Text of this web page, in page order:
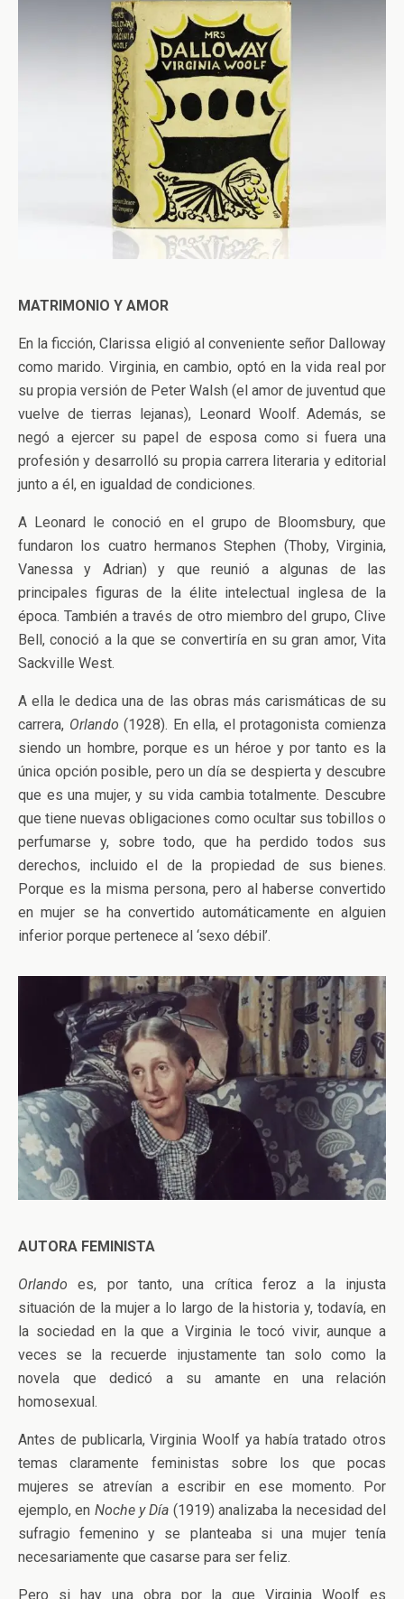
MATRIMONIO Y AMOR
En la ficción, Clarissa eligió al conveniente señor Dalloway
como marido. Virginia, en cambio, optó en la vida real por
su propia versión de Peter Walsh (el amor de juventud que
vuelve de tierras lejanas), Leonard Woolf. Además, se
negó a ejercer su papel de esposa como si fuera una
profesión y desarrolló su propia carrera literaria y editorial
junto a él, en igualdad de condiciones.
A Leonard le conoció en el grupo de Bloomsbury, que
fundaron los cuatro hermanos Stephen (Thoby, Virginia,
Vanessa y Adrian) y que reunió a algunas de las
principales figuras de la élite intelectual inglesa de la
época. También a través de otro miembro del grupo, Clive
Bell, conoció a la que se convertiría en su gran amor, Vita
Sackville West.
A ella le dedica una de las obras más carismáticas de su
carrera, Orlando(1928). En ella, el protagonista comienza
siendo un hombre, porque es un héroe y por tanto es la
única opción posible, pero un día se despierta y descubre
que es una mujer, y su vida cambia totalmente. Descubre
que tiene nuevas obligaciones como ocultar sus tobillos o
perfumarse y, sobre todo, que ha perdido todos sus
derechos, incluido el de la propiedad de sus bienes.
Porque es la misma persona, pero al haberse convertido
en mujer se ha convertido automáticamente en alguien
inferior porque pertenece al ‘sexo débil’.
AUTORA FEMINISTA
Orlando es, por tanto, una crítica feroz a la injusta
situación de la mujer a lo largo de la historia y, todavía, en
la sociedad en la que a Virginia le tocó vivir, aunque a
veces se la recuerde injustamente tan solo como la
novela que dedicó a su amante en una relación
homosexual.
Antes de publicarla, Virginia Woolf ya había tratado otros
temas claramente feministas sobre los que pocas
mujeres se atrevían a escribir en ese momento. Por
ejemplo, en Noche y Día (1919) analizaba la necesidad del
sufragio femenino y se planteaba si una mujer tenía
necesariamente que casarse para ser feliz.
Pero si hay una obra por la que Virginia Woolf es